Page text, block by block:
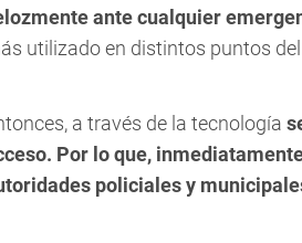
ante cualquier
utilizado en distintos puntos
a través de la tecnología
Por lo que,
policiales y